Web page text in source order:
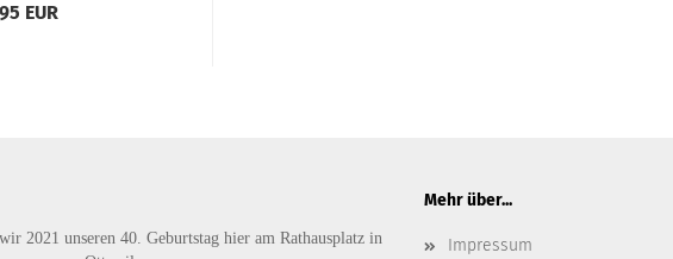
EUR
2021 unseren 40. Geburtstag hier am Rathausplatz in
Mehr über...
Impressum